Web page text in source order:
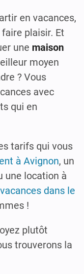
en vacances,
plaisir. Et
une maison
moyen
? Vous
avec
qui en
tarifs qui vous
à Avignon, un
une location à
vacances dans le
!
plutôt
trouverons la